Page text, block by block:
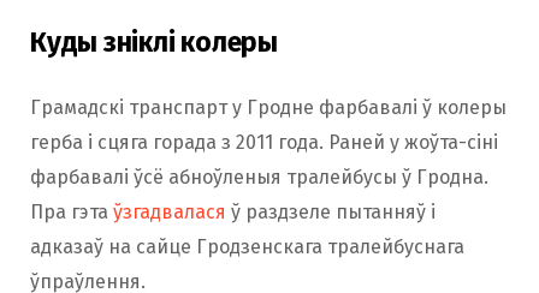
Куды зніклі колеры
Грамадскі транспарт у Гродне фарбавалі ў колеры
герба і сцяга горада з 2011 года. Раней у жоўта-сіні
фарбавалі ўсё абноўленыя тралейбусы ў Гродна.
Пра гэта ўзгадвалася ў раздзеле пытанняў і
адказаў на сайце Гродзенскага тралейбуснага
ўпраўлення.